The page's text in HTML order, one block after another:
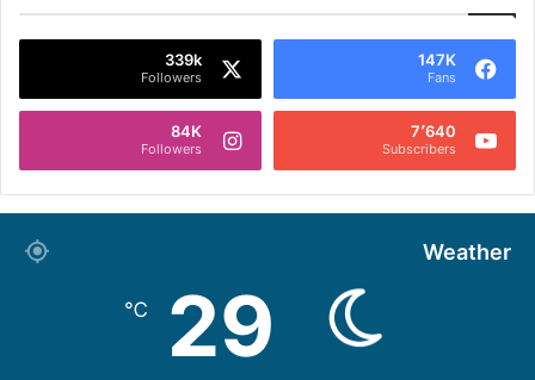
147K
Fans
339k
Followers
7٬640
Subscribers
84K
Followers
Weather
29
℃